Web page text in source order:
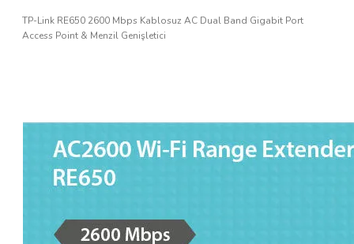
TP-Link RE650 2600 Mbps Kablosuz AC Dual Band Gigabit Port
Access Point & Menzil Genişletici